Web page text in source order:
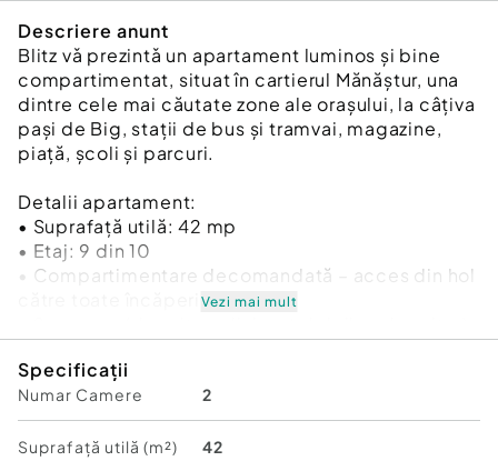
Descriere anunt
Blitz vǎ prezintǎ un apartament luminos și bine
compartimentat, situat în cartierul Mănăștur, una
dintre cele mai căutate zone ale orașului, la câțiva
pași de Big, stații de bus și tramvai, magazine,
piață, școli și parcuri.
Detalii apartament:
• Suprafață utilă: 42 mp
• Etaj: 9 din 10
• Compartimentare decomandată – acces din hol
către toate încăperile:
reface ușa foarte ușor)
– Baie
– Hol
• Orientare sud-estică – lumină naturală în prima
Vezi mai mult
Specificații
Numar Camere 2
Suprafață utilă (m²) 42